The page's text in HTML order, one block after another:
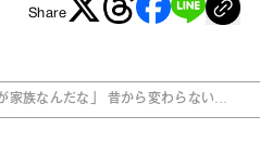
Share
家族なんだな」 昔から変わらない恋